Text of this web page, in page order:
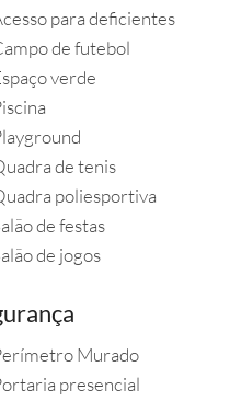
para deficientes
de futebol
verde
de tenis
poliesportiva
de festas
de jogos
Murado
presencial